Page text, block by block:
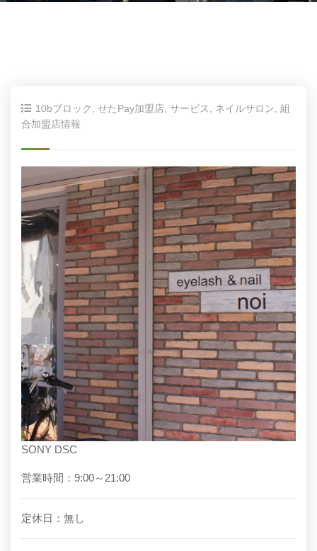
10bブロック せたPay加盟店 サービス ネイルサロン 組
合加盟店情報
SONY DSC
営業時間：9:00～21:00
定休日：無し